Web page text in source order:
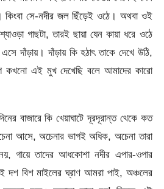
কিংবা সে-নদীর জল ছিঁড়েই ওঠে। অথবা ওই
গাছটা, তারই ছায়া যেন কায়া ধরে ওঠে
দাঁড়ায়। দাঁড়ায় কি হঠাৎ তাকে দেখে উঠি,
এই মুখ দেখেছি বলে আমাদের কারো
বাজারে কি খেয়াঘাটে দূরদূরান্ত থেকে কত
আসে, অচেনার ভাগই অধিক, অচেনা তারা
গায়ে তাদের আধকোশা নদীর এপার-ওপার
দশ বিশ মাইলের ঘ্রাণ আমরা পাই, অঞ্চলের